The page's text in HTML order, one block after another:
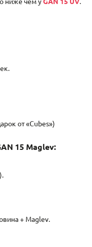
от «Cubes»)
15 Maglev:
+ Maglev.